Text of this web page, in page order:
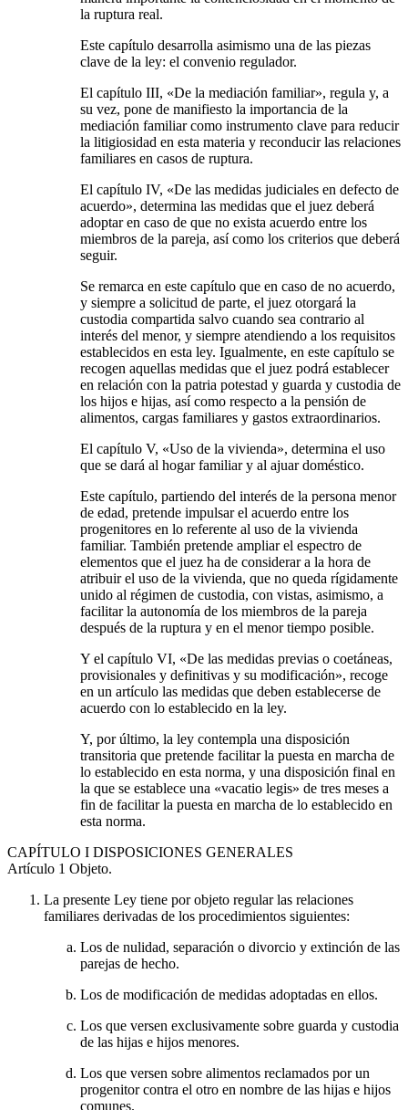
la ruptura real.
Este capítulo desarrolla asimismo una de las piezas
clave de la ley: el convenio regulador.
El capítulo III, «De la mediación familiar», regula y, a
su vez, pone de manifiesto la importancia de la
mediación familiar como instrumento clave para reducir
la litigiosidad en esta materia y reconducir las relaciones
familiares en casos de ruptura.
El capítulo IV, «De las medidas judiciales en defecto de
acuerdo», determina las medidas que el juez deberá
adoptar en caso de que no exista acuerdo entre los
miembros de la pareja, así como los criterios que deberá
seguir.
Se remarca en este capítulo que en caso de no acuerdo,
y siempre a solicitud de parte, el juez otorgará la
custodia compartida salvo cuando sea contrario al
interés del menor, y siempre atendiendo a los requisitos
establecidos en esta ley. Igualmente, en este capítulo se
recogen aquellas medidas que el juez podrá establecer
en relación con la patria potestad y guarda y custodia de
los hijos e hijas, así como respecto a la pensión de
alimentos, cargas familiares y gastos extraordinarios.
El capítulo V, «Uso de la vivienda», determina el uso
que se dará al hogar familiar y al ajuar doméstico.
Este capítulo, partiendo del interés de la persona menor
de edad, pretende impulsar el acuerdo entre los
progenitores en lo referente al uso de la vivienda
familiar. También pretende ampliar el espectro de
elementos que el juez ha de considerar a la hora de
atribuir el uso de la vivienda, que no queda rígidamente
unido al régimen de custodia, con vistas, asimismo, a
facilitar la autonomía de los miembros de la pareja
después de la ruptura y en el menor tiempo posible.
Y el capítulo VI, «De las medidas previas o coetáneas,
provisionales y definitivas y su modificación», recoge
en un artículo las medidas que deben establecerse de
acuerdo con lo establecido en la ley.
Y, por último, la ley contempla una disposición
transitoria que pretende facilitar la puesta en marcha de
lo establecido en esta norma, y una disposición final en
la que se establece una «vacatio legis» de tres meses a
fin de facilitar la puesta en marcha de lo establecido en
esta norma.
CAPÍTULO I DISPOSICIONES GENERALES
Artículo 1 Objeto.
La presente Ley tiene por objeto regular las relaciones
familiares derivadas de los procedimientos siguientes:
Los de nulidad, separación o divorcio y extinción de las
parejas de hecho.
Los de modificación de medidas adoptadas en ellos.
Los que versen exclusivamente sobre guarda y custodia
de las hijas e hijos menores.
Los que versen sobre alimentos reclamados por un
progenitor contra el otro en nombre de las hijas e hijos
comunes.